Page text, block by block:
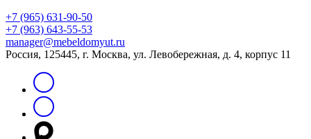
+7 (965) 631-90-50
+7 (963) 643-55-53
manager@mebeldomyut.ru
Россия, 125445, г. Москва, ул. Левобережная, д. 4, корпус 11